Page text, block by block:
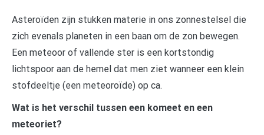
Asteroïden zijn stukken materie in ons zonnestelsel die
zich evenals planeten in een baan om de zon bewegen.
Een meteoor of vallende ster is een kortstondig
lichtspoor aan de hemel dat men ziet wanneer een klein
stofdeeltje (een meteoroïde) op ca.
Wat is het verschil tussen een komeet en een
meteoriet?